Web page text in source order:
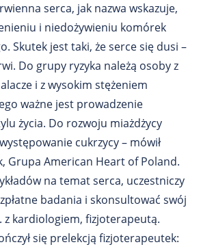
serca, jak nazwa wskazuje,
i niedożywieniu komórek
Skutek jest taki, że serce się dusi –
Do grupy ryzyka należą osoby z
i z wysokim stężeniem
ważne jest prowadzenie
życia. Do rozwoju miażdżycy
cukrzycy – mówił
Grupa American Heart of Poland.
na temat serca, uczestniczy
badania i skonsultować swój
z kardiologiem, fizjoterapeutą.
się prelekcją fizjoterapeutek: